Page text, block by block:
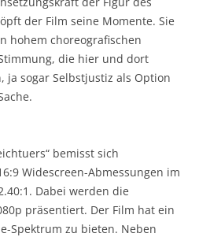
der Film seine Momente. Sie
hohem choreografischen
die hier und dort
ja sogar Selbstjustiz als Option
bemisst sich
Widescreen-Abmessungen im
Dabei werden die
präsentiert. Der Film hat ein
Spektrum zu bieten. Neben